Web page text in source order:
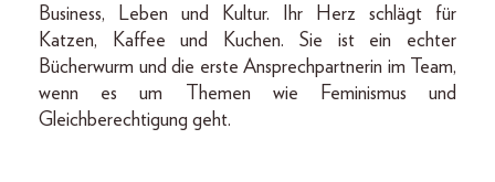
Business, Leben und Kultur. Ihr Herz schlägt für
Katzen, Kaffee und Kuchen. Sie ist ein echter
Bücherwurm und die erste Ansprechpartnerin im Team,
wenn es um Themen wie Feminismus und
Gleichberechtigung geht.